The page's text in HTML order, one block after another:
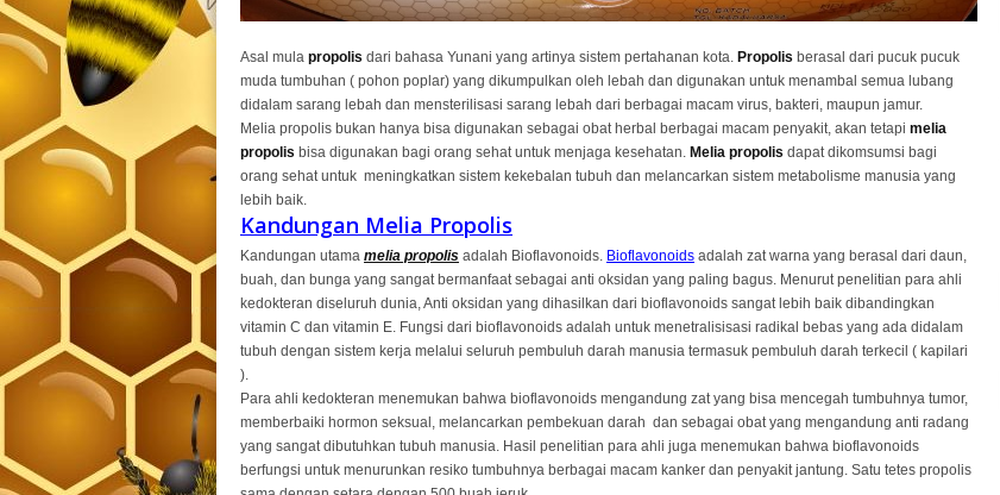
Asal mula propolis dari bahasa Yunani yang artinya sistem pertahanan kota. Propolis berasal dari pucuk pucuk
muda tumbuhan ( pohon poplar) yang dikumpulkan oleh lebah dan digunakan untuk menambal semua lubang
didalam sarang lebah dan mensterilisasi sarang lebah dari berbagai macam virus, bakteri, maupun jamur.
Melia propolis bukan hanya bisa digunakan sebagai obat herbal berbagai macam penyakit, akan tetapi melia
propolis bisa digunakan bagi orang sehat untuk menjaga kesehatan. Melia propolis dapat dikomsumsi bagi
orang sehat untuk meningkatkan sistem kekebalan tubuh dan melancarkan sistem metabolisme manusia yang
lebih baik.
Kandungan Melia Propolis
Kandungan utama melia propolis adalah Bioflavonoids. Bioflavonoids adalah zat warna yang berasal dari daun,
buah, dan bunga yang sangat bermanfaat sebagai anti oksidan yang paling bagus. Menurut penelitian para ahli
kedokteran diseluruh dunia, Anti oksidan yang dihasilkan dari bioflavonoids sangat lebih baik dibandingkan
vitamin C dan vitamin E. Fungsi dari bioflavonoids adalah untuk menetralisisasi radikal bebas yang ada didalam
tubuh dengan sistem kerja melalui seluruh pembuluh darah manusia termasuk pembuluh darah terkecil ( kapilari
).
Para ahli kedokteran menemukan bahwa bioflavonoids mengandung zat yang bisa mencegah tumbuhnya tumor,
memberbaiki hormon seksual, melancarkan pembekuan darah dan sebagai obat yang mengandung anti radang
yang sangat dibutuhkan tubuh manusia. Hasil penelitian para ahli juga menemukan bahwa bioflavonoids
berfungsi untuk menurunkan resiko tumbuhnya berbagai macam kanker dan penyakit jantung. Satu tetes propolis